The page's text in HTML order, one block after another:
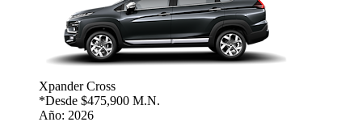
Xpander Cross
*Desde $475,900 M.N.
Año: 2026